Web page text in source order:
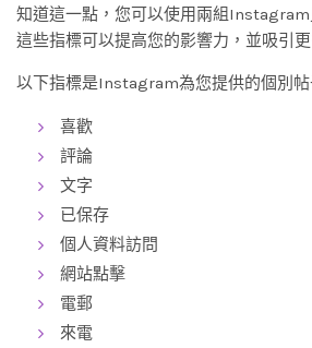
知道這一點，您可以使用兩組Instagram
這些指標可以提高您的影響力，並吸引更
以下指標是Instagram為您提供的個別帖
喜歡
評論
文字
已保存
個人資料訪問
網站點擊
電郵
來電